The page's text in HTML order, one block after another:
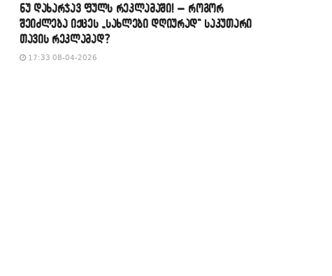
​ნუ დახარჯავ ფულს რეკლამაში! – როგორ
შეიძლება იქცეს „სახლები დღიურად“ საკუთარი
თავის რეკლამად?
17:33 08-04-2026